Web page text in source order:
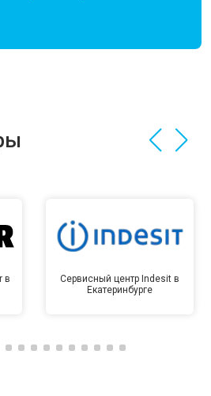
в
Сервисный центр Indesit в
Екатеринбурге